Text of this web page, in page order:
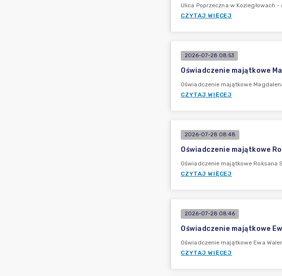
Ulica Poprzeczna w Koziegłowach
CZYTAJ WIĘCEJ
2026-07-28 08:53
Oświadczenie majątkowe
Oświadczenie majątkowe
CZYTAJ WIĘCEJ
2026-07-28 08:48
Oświadczenie majątkowe
Oświadczenie majątkowe Roksana
CZYTAJ WIĘCEJ
2026-07-28 08:46
Oświadczenie majątkowe
Oświadczenie majątkowe Ewa
CZYTAJ WIĘCEJ